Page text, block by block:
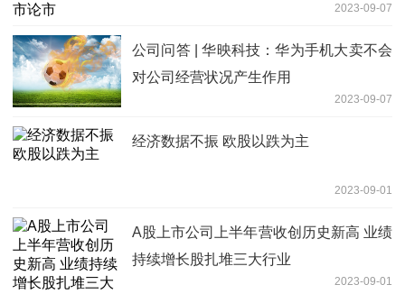
2023-09-07
公司问答 | 华映科技：华为手机大卖不会
对公司经营状况产生作用
2023-09-07
经济数据不振 欧股以跌为主
2023-09-01
A股上市公司上半年营收创历史新高 业绩
持续增长股扎堆三大行业
2023-09-01